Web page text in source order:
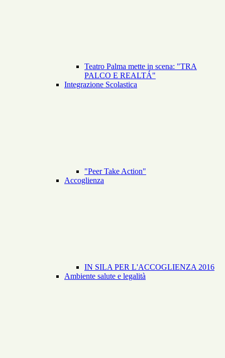
Teatro Palma mette in scena: "TRA
PALCO E REALTÁ"
Integrazione Scolastica
"Peer Take Action"
Accoglienza
IN SILA PER L'ACCOGLIENZA 2016
Ambiente salute e legalità